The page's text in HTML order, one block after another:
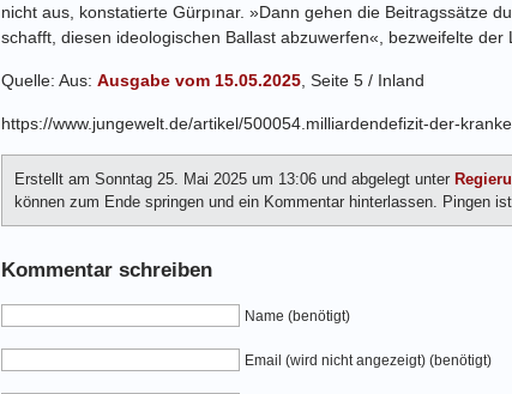
nicht aus, konstatierte Gürpınar. »Dann gehen die Beitragssätze
schafft, diesen ideologischen Ballast abzuwerfen«, bezweifelte der
Quelle: Aus: Ausgabe vom 15.05.2025 , Seite 5 / Inland
https://www.jungewelt.de/artikel/500054.milliardendefizit-der-
Erstellt am Sonntag 25. Mai 2025 um 13:06 und abgelegt unter
können zum Ende springen und ein Kommentar hinterlassen. Pingen
Kommentar schreiben
Name (benötigt)
Email (wird nicht angezeigt) (benötigt)